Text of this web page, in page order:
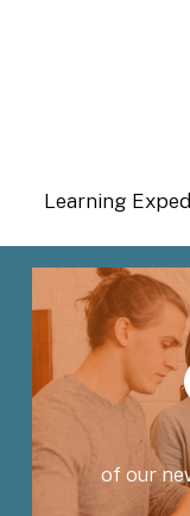
Learning
of our